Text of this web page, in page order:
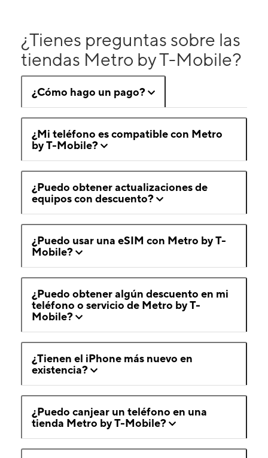
¿Tienes preguntas sobre las
tiendas Metro by T-Mobile?
¿Cómo hago un pago?
¿Mi teléfono es compatible con Metro
by T-Mobile?
¿Puedo obtener actualizaciones de
equipos con descuento?
¿Puedo usar una eSIM con Metro by T-
Mobile?
¿Puedo obtener algún descuento en mi
teléfono o servicio de Metro by T-
Mobile?
¿Tienen el iPhone más nuevo en
existencia?
¿Puedo canjear un teléfono en una
tienda Metro by T-Mobile?